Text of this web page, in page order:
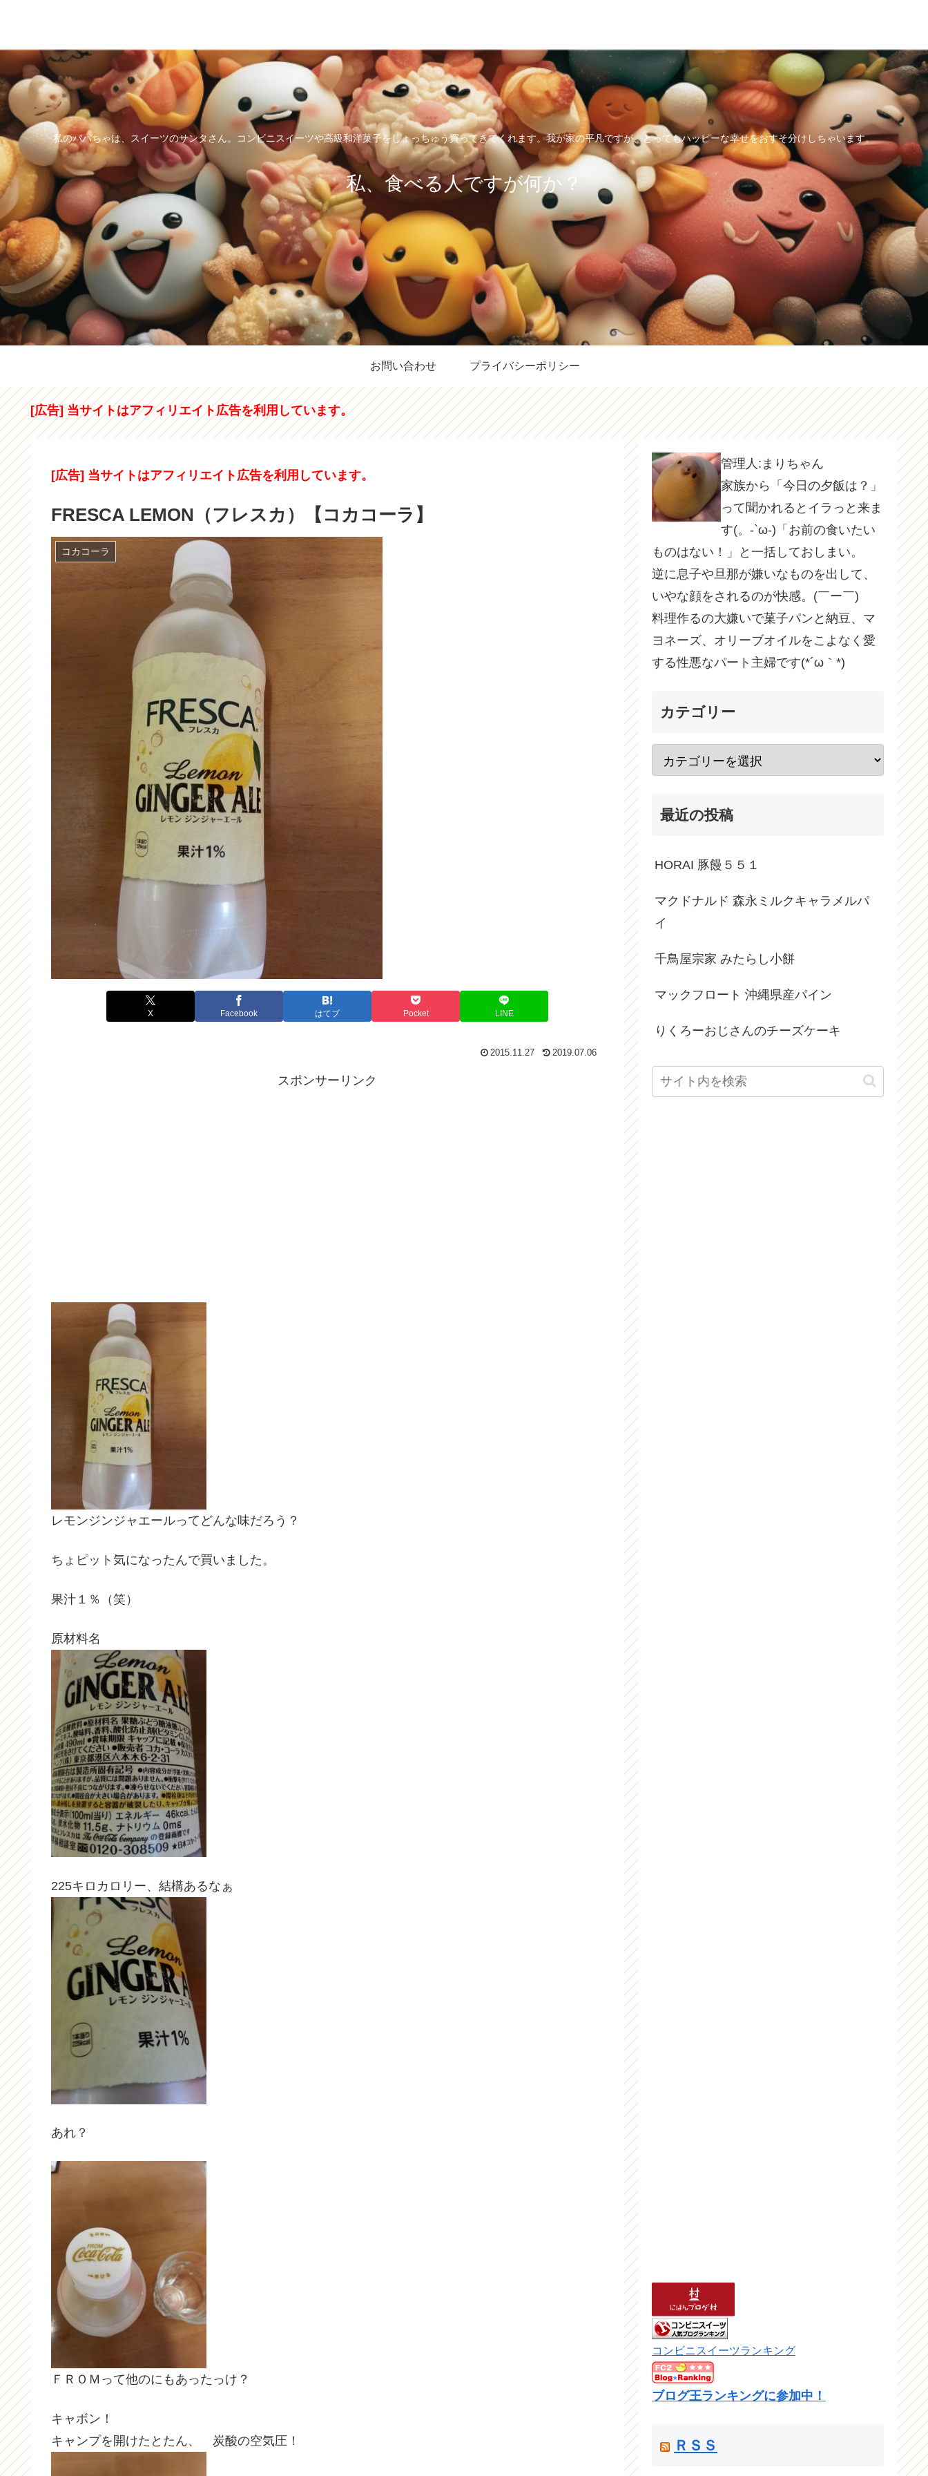
私のパパちゃは、スイーツのサンタさん。コンビニスイーツや高級和洋菓子をしょっちゅう買ってきてくれます。我が家の平凡ですが、とってもハッピーな幸せをおすそ分けしちゃいます。
私、食べる人ですが何か？
お問い合わせ プライバシーポリシー
[広告] 当サイトはアフィリエイト広告を利用しています。
[広告] 当サイトはアフィリエイト広告を利用しています。
FRESCA LEMON（フレスカ）【コカコーラ】
コカコーラ
X Facebook はてブ Pocket LINE
2015.11.27 2019.07.06
スポンサーリンク
レモンジンジャエールってどんな味だろう？
ちょピット気になったんで買いました。
果汁１％（笑）
原材料名
225キロカロリー、結構あるなぁ
あれ？
ＦＲＯＭって他のにもあったっけ？
キャボン！
キャンプを開けたとたん、 炭酸の空気圧！
管理人:まりちゃん
家族から「今日の夕飯は？」
って聞かれるとイラっと来ま
す(。-`ω-)「お前の食いたい
ものはない！」と一括しておしまい。
逆に息子や旦那が嫌いなものを出して、
いやな顔をされるのが快感。(￣ー￣)
料理作るの大嫌いで菓子パンと納豆、マ
ヨネーズ、オリーブオイルをこよなく愛
する性悪なパート主婦です(*´ω｀*)
カテゴリー
最近の投稿
HORAI 豚饅５５１
マクドナルド 森永ミルクキャラメルパ
イ
千鳥屋宗家 みたらし小餅
マックフロート 沖縄県産パイン
りくろーおじさんのチーズケーキ
コンビニスイーツランキング
ブログ王ランキングに参加中！
ＲＳＳ